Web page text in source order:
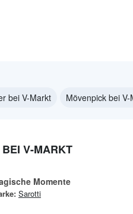
bei V-Markt Mövenpick bei V-
V-MARKT
Momente
Sarotti